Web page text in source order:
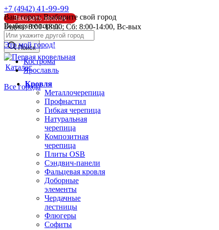
Ваш город: Выбирите свой город
Выберите город:
Это мой город!
Кострома
Ярославль
Все города
+7 (4942) 41-99-99
Заказать звонок
Будни: 8:00-18:00; Сб: 8:00-14:00, Вс-вых
info@pk44.ru
Поиск
Каталог
Кровля
Металлочерепица
Профнастил
Гибкая черепица
Натуральная
черепица
Композитная
черепица
Плиты OSB
Сэндвич-панели
Фальцевая кровля
Доборные
элементы
Чердачные
лестницы
Флюгеры
Софиты